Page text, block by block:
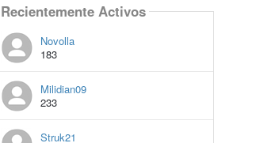
Recientemente Activos
Novolla
183
Milidian09
233
Struk21